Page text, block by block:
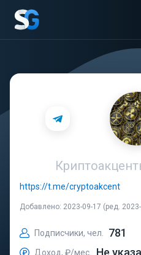
https://t.me/cryptoakcent
Добавлено: 2023-09-17 (ред.
Подписчики, чел. 781
Доход, ₽/мес. Не